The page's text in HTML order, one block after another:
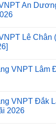
An
Lê Chân
VNPT Lâm
VNPT Đắk
2026